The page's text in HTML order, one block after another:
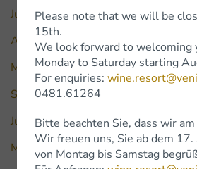
Juni 2021
April 2021
März 2021
September 2020
Juni 2020
Mai 2020
Please note that we will be
15th.
We look forward to welcoming
Monday to Saturday starting
For enquiries:
0481.61264
Bitte beachten Sie, dass wir
Wir freuen uns, Sie ab dem
von Montag bis Samstag